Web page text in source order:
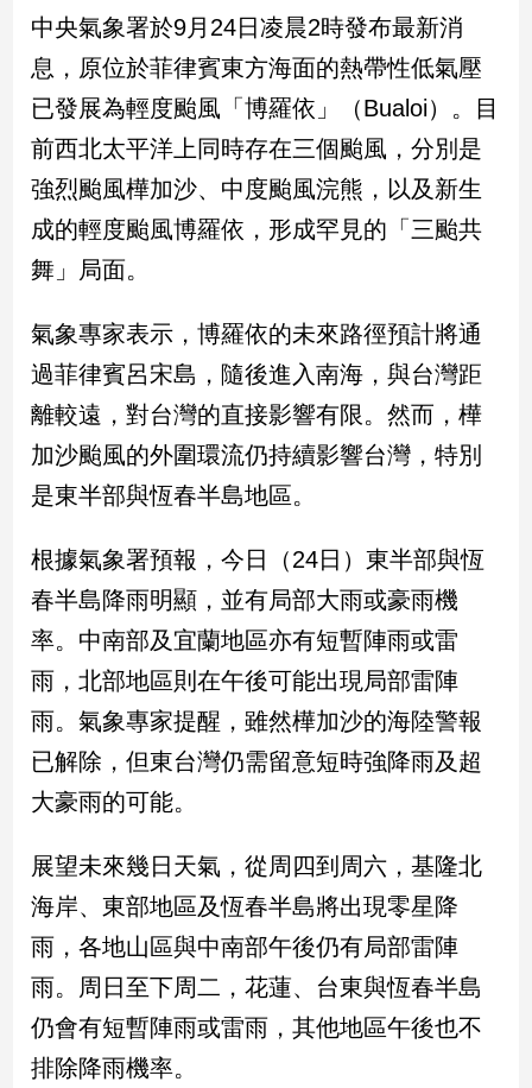
政
治
政
治
焦
品
觀
點
民
國
會
點
觀
兩
岸/
國
際
會/
地
方
新
病
專
區
南
台
中央氣象署於9月24日凌晨2時發布最新消
息，原位於菲律賓東方海面的熱帶性低氣壓
已發展為輕度颱風「博羅依」（Bualoi）。目
前西北太平洋上同時存在三個颱風，分別是
強烈颱風樺加沙、中度颱風浣熊，以及新生
成的輕度颱風博羅依，形成罕見的「三颱共
舞」局面。
氣象專家表示，博羅依的未來路徑預計將通
過菲律賓呂宋島，隨後進入南海，與台灣距
離較遠，對台灣的直接影響有限。然而，樺
加沙颱風的外圍環流仍持續影響台灣，特別
是東半部與恆春半島地區。
根據氣象署預報，今日（24日）東半部與恆
春半島降雨明顯，並有局部大雨或豪雨機
率。中南部及宜蘭地區亦有短暫陣雨或雷
雨，北部地區則在午後可能出現局部雷陣
雨。氣象專家提醒，雖然樺加沙的海陸警報
已解除，但東台灣仍需留意短時強降雨及超
大豪雨的可能。
展望未來幾日天氣，從周四到周六，基隆北
海岸、東部地區及恆春半島將出現零星降
雨，各地山區與中南部午後仍有局部雷陣
雨。周日至下周二，花蓮、台東與恆春半島
仍會有短暫陣雨或雷雨，其他地區午後也不
排除降雨機率。